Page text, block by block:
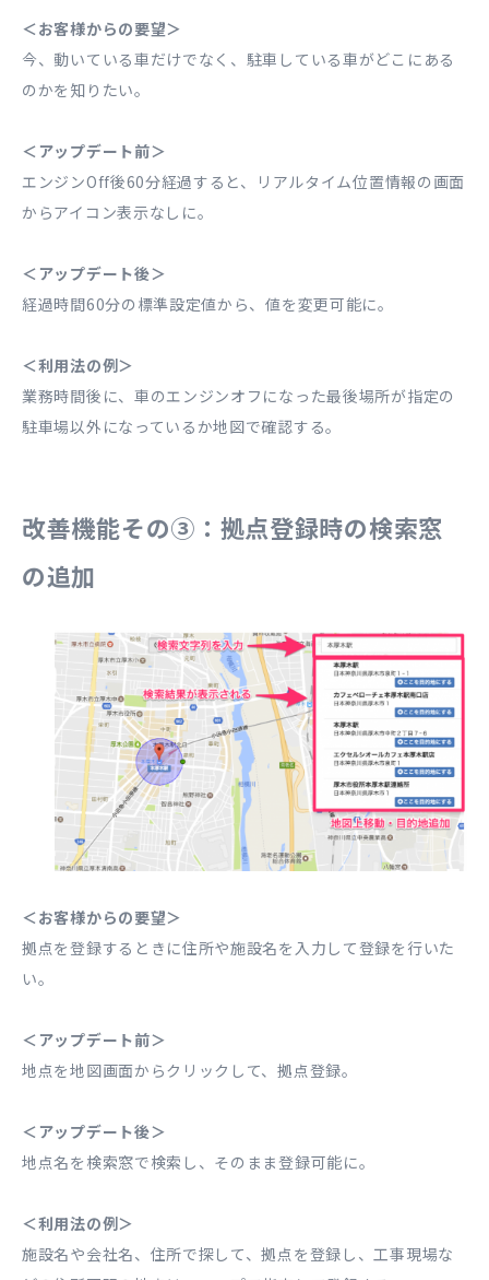
＜お客様からの要望＞
今、動いている車だけでなく、駐車している車がどこにある
のかを知りたい。
＜アップデート前＞
エンジンOff後60分経過すると、リアルタイム位置情報の画面
からアイコン表示なしに。
＜アップデート後＞
経過時間60分の標準設定値から、値を変更可能に。
＜利用法の例＞
業務時間後に、車のエンジンオフになった最後場所が指定の
駐車場以外になっているか地図で確認する。
改善機能その③：拠点登録時の検索窓
の追加
＜お客様からの要望＞
拠点を登録するときに住所や施設名を入力して登録を行いた
い。
＜アップデート前＞
地点を地図画面からクリックして、拠点登録。
＜アップデート後＞
地点名を検索窓で検索し、そのまま登録可能に。
＜利用法の例＞
施設名や会社名、住所で探して、拠点を登録し、工事現場な